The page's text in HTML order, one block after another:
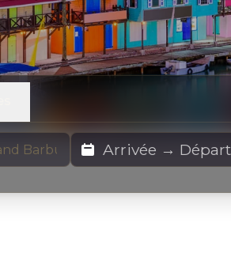
Dates de location